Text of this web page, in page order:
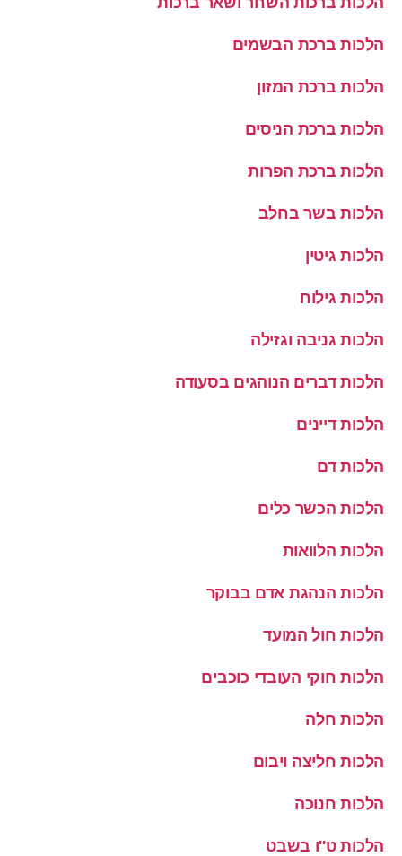
הלכות ברכת הבשמים
הלכות ברכת המזון
הלכות ברכת הניסים
הלכות ברכת הפרות
הלכות בשר בחלב
הלכות גיטין
הלכות גילוח
הלכות גניבה וגזילה
הלכות דברים הנוהגים בסעודה
הלכות דיינים
הלכות דם
הלכות הכשר כלים
הלכות הלוואות
הלכות הנהגת אדם בבוקר
הלכות חול המועד
הלכות חוקי העובדי כוכבים
הלכות חלה
הלכות חליצה ויבום
הלכות חנוכה
הלכות ט''ו בשבט